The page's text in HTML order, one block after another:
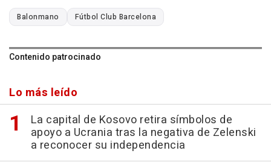
Balonmano Fútbol Club Barcelona
Contenido patrocinado
Lo más leído
La capital de Kosovo retira símbolos de
apoyo a Ucrania tras la negativa de Zelenski
a reconocer su independencia